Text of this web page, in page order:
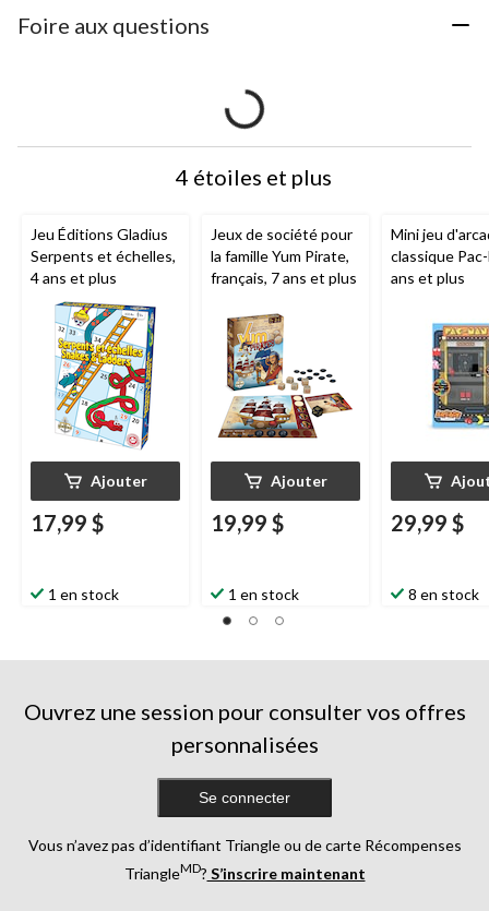
Foire aux questions
4 étoiles et plus
Jeu Éditions Gladius
Serpents et échelles,
4 ans et plus
Ajouter
17,99 $
1 en stock
Jeux de société pour
la famille Yum Pirate,
français, 7 ans et plus
Ajouter
19,99 $
1 en stock
Mini jeu
classique
ans et plus
29,99 $
8 en stock
Ouvrez une session pour consulter vos offres
personnalisées
Se connecter
Vous n’avez pas d’identifiant Triangle ou de carte Récompenses
TriangleMD? S’inscrire maintenant